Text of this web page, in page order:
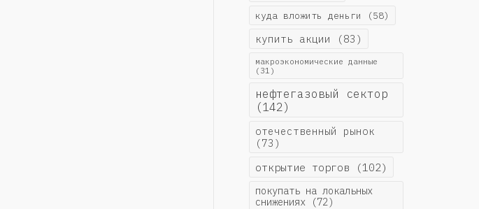
куда вложить деньги (58)
купить акции (83)
макроэкономические данные
(31)
нефтегазовый сектор
(142)
отечественный рынок
(73)
открытие торгов (102)
покупать на локальных
снижениях(72)